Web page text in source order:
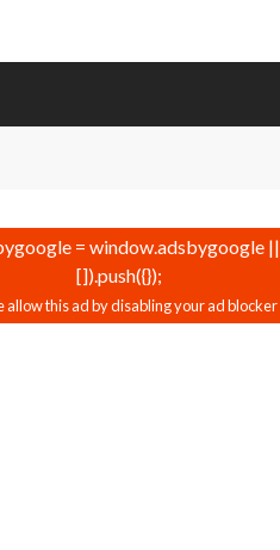
= window.adsbygoogle ||
[]).push({});